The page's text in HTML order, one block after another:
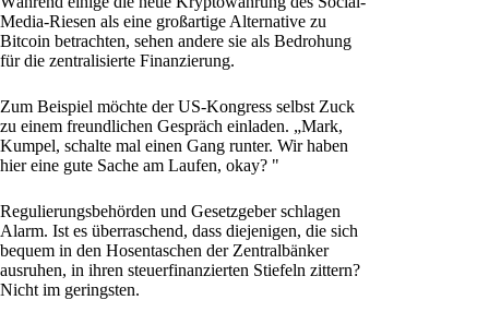
Media-Riesen als eine großartige Alternative zu
Bitcoin betrachten, sehen andere sie als Bedrohung
für die zentralisierte Finanzierung.
Zum Beispiel möchte der US-Kongress selbst Zuck
zu einem freundlichen Gespräch einladen. „Mark,
Kumpel, schalte mal einen Gang runter. Wir haben
hier eine gute Sache am Laufen, okay? "
Regulierungsbehörden und Gesetzgeber schlagen
Alarm. Ist es überraschend, dass diejenigen, die sich
bequem in den Hosentaschen der Zentralbänker
ausruhen, in ihren steuerfinanzierten Stiefeln zittern?
Nicht im geringsten.